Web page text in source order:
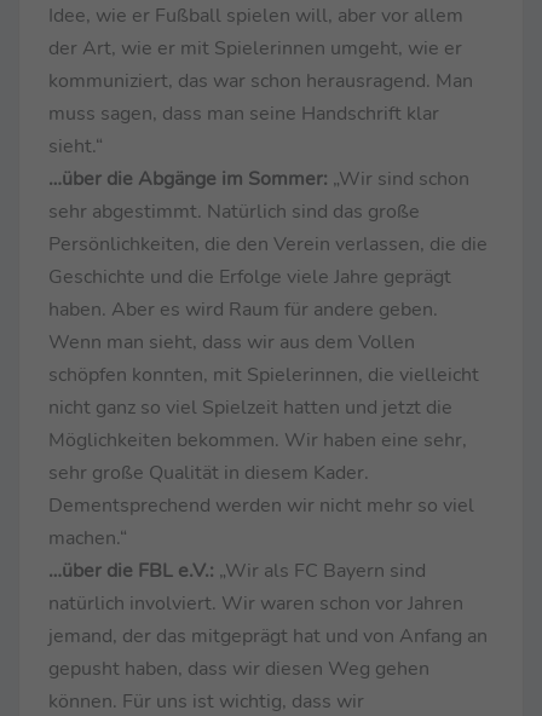
Idee, wie er Fußball spielen will, aber vor allem
der Art, wie er mit Spielerinnen umgeht, wie er
kommuniziert, das war schon herausragend. Man
muss sagen, dass man seine Handschrift klar
sieht.“
…über die Abgänge im Sommer: „Wir sind schon
sehr abgestimmt. Natürlich sind das große
Persönlichkeiten, die den Verein verlassen, die die
Geschichte und die Erfolge viele Jahre geprägt
haben. Aber es wird Raum für andere geben.
Wenn man sieht, dass wir aus dem Vollen
schöpfen konnten, mit Spielerinnen, die vielleicht
nicht ganz so viel Spielzeit hatten und jetzt die
Möglichkeiten bekommen. Wir haben eine sehr,
sehr große Qualität in diesem Kader.
Dementsprechend werden wir nicht mehr so viel
machen.“
…über die FBL e.V.: „Wir als FC Bayern sind
natürlich involviert. Wir waren schon vor Jahren
jemand, der das mitgeprägt hat und von Anfang an
gepusht haben, dass wir diesen Weg gehen
können. Für uns ist wichtig, dass wir